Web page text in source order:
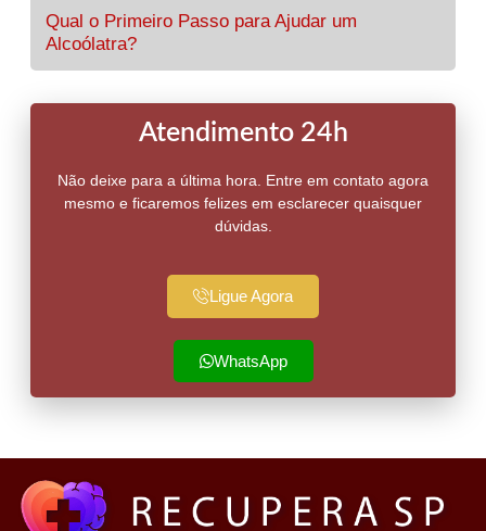
Qual o Primeiro Passo para Ajudar um
Alcoólatra?
Atendimento 24h
Não deixe para a última hora. Entre em contato agora
mesmo e ficaremos felizes em esclarecer quaisquer
dúvidas.
Ligue Agora
WhatsApp